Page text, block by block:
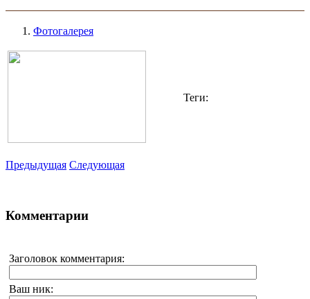
Фотогалерея
Теги:
Предыдущая Следующая
Комментарии
Заголовок комментария:
Ваш ник: